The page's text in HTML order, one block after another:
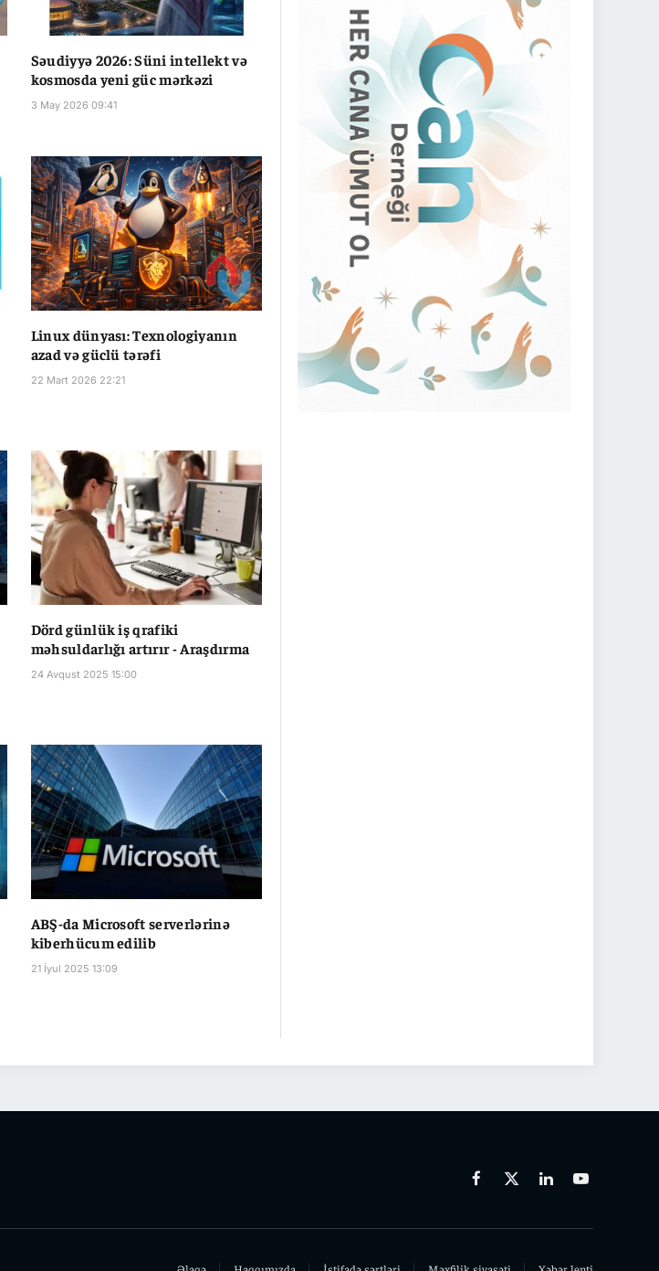
Səudiyyə 2026: Süni intellekt və
kosmosda yeni güc mərkəzi
3 May 2026 09:41
Linux dünyası: Texnologiyanın
azad və güclü tərəfi
22 Mart 2026 22:21
Dörd günlük iş qrafiki
məhsuldarlığı artırır - Araşdırma
24 Avqust 2025 15:00
ABŞ-da Microsoft serverlərinə
kiberhücum edilib
21 İyul 2025 13:09
Facebook
X
LinkedinYoutube